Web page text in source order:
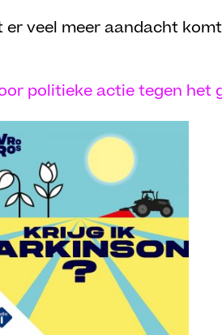
veel meer aandacht
politieke actie tegen het